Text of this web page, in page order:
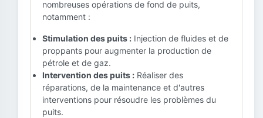
nombreuses opérations de fond de puits,
notamment :
Stimulation des puits : Injection de fluides et de
proppants pour augmenter la production de
pétrole et de gaz.
Intervention des puits : Réaliser des
réparations, de la maintenance et d'autres
interventions pour résoudre les problèmes du
puits.